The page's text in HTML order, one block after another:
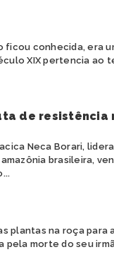
ficou conhecida, era
XIX pertencia
de
Neca Borari,
brasileira,
plantas na roça
pela morte do seu